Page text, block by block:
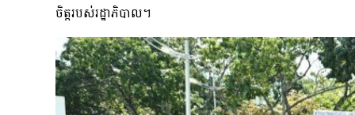
ចិត្តរបស់រដ្ឋាភិបាល។